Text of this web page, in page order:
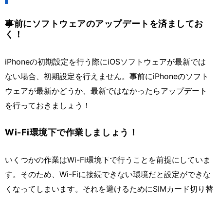
事前にソフトウェアのアップデートを済ましてお
く！
iPhoneの初期設定を行う際にiOSソフトウェアが最新では
ない場合、初期設定を行えません。事前にiPhoneのソフト
ウェアが最新かどうか、最新ではなかったらアップデート
を行っておきましょう！
Wi-Fi環境下で作業しましょう！
いくつかの作業はWi-Fi環境下で行うことを前提にしていま
す。そのため、Wi-Fiに接続できない環境だと設定ができな
くなってしまいます。それを避けるためにSIMカード切り替